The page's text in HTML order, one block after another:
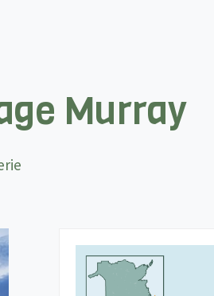
Murray